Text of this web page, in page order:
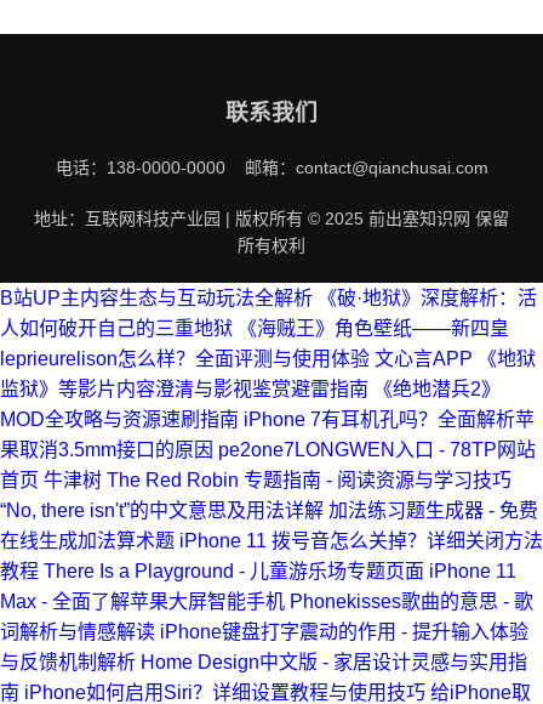
联系我们
电话：138-0000-0000 邮箱：contact@qianchusai.com
地址：互联网科技产业园 | 版权所有 © 2025 前出塞知识网 保留
所有权利
B站UP主内容生态与互动玩法全解析
《破·地狱》深度解析：活
人如何破开自己的三重地狱
《海贼王》角色壁纸——新四皇
leprieurelison怎么样？全面评测与使用体验 文心言APP
《地狱
监狱》等影片内容澄清与影视鉴赏避雷指南
《绝地潜兵2》
MOD全攻略与资源速刷指南 iPhone 7有耳机孔吗？全面解析苹
果取消3.5mm接口的原因 pe2one7LONGWEN入口 - 78TP网站
首页 牛津树 The Red Robin 专题指南 - 阅读资源与学习技巧
“No, there isn't”的中文意思及用法详解 加法练习题生成器 - 免费
在线生成加法算术题 iPhone 11 拨号音怎么关掉？详细关闭方法
教程 There Is a Playground - 儿童游乐场专题页面 iPhone 11
Max - 全面了解苹果大屏智能手机 Phonekisses歌曲的意思 - 歌
词解析与情感解读 iPhone键盘打字震动的作用 - 提升输入体验
与反馈机制解析 Home Design中文版 - 家居设计灵感与实用指
南 iPhone如何启用Siri？详细设置教程与使用技巧 给iPhone取